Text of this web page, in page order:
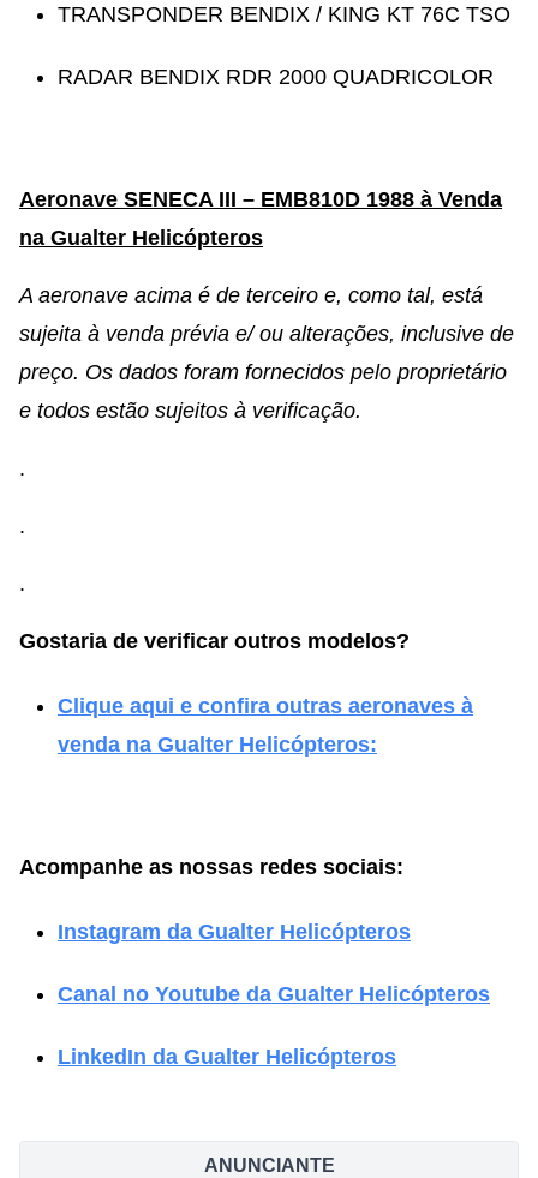
TRANSPONDER BENDIX / KING KT 76C TSO
RADAR BENDIX RDR 2000 QUADRICOLOR
Aeronave SENECA III – EMB810D 1988 à Venda
na Gualter Helicópteros
A aeronave acima é de terceiro e, como tal, está
sujeita à venda prévia e/ ou alterações, inclusive de
preço. Os dados foram fornecidos pelo proprietário
e todos estão sujeitos à verificação.
.
.
.
Gostaria de verificar outros modelos?
Clique aqui e confira outras aeronaves à
venda na Gualter Helicópteros:
Acompanhe as nossas redes sociais:
Instagram da Gualter Helicópteros
Canal no Youtube da Gualter Helicópteros
LinkedIn da Gualter Helicópteros
ANUNCIANTE